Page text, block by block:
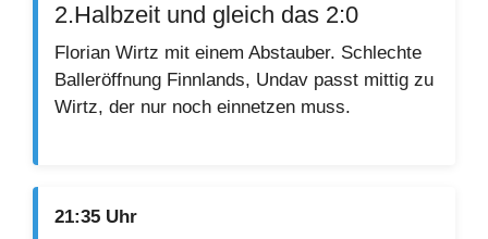
2.Halbzeit und gleich das 2:0
Florian Wirtz mit einem Abstauber. Schlechte
Balleröffnung Finnlands, Undav passt mittig zu
Wirtz, der nur noch einnetzen muss.
21:35 Uhr